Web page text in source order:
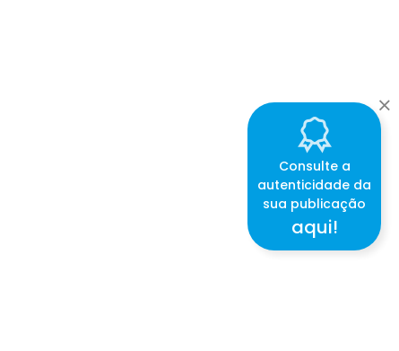
Consulte a
autenticidade da
sua publicação
aqui!